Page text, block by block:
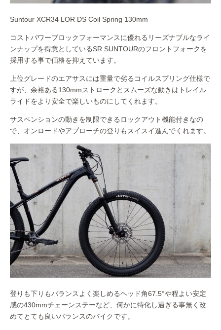
Suntour XCR34 LOR DS Coil Spring 130mm
コストパワーブロックフォーマンスに優れるリーズナブルなライ
ンナップを得意としているSR SUNTOURのフロントフォークを
採用する事で価格を抑えています。
上位グレードのエアサスには重量で劣るコイルスプリング仕様で
すが、余裕ある130mmストロークとスムーズな動きはトレイル
ライドをより安全で楽しいものにしてくれます。
サスペンションの動きを制限できるロックアウト機能付きなの
で、オンロードやアプローチの登りもスイスイ進んでくれます。
登りも下りもバランスよく楽しめるヘッド角67.5°や程よい安定
感の430mmチェーンステーなど、何かに特化し過ぎる事無く改
めてとても良いバランスのバイクです。